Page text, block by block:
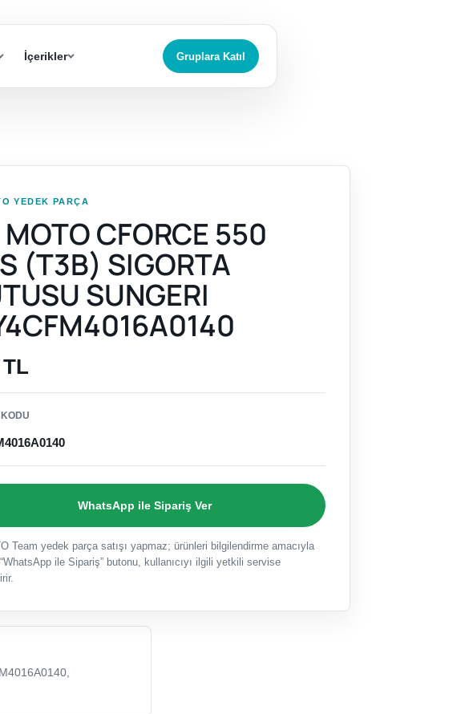
İçerikler Gruplara Katıl
YEDEK PARÇA
MOTO CFORCE 550
(T3B) SIGORTA
SUNGERI
WhatsApp ile Sipariş Ver
Team yedek parça satışı yapmaz; ürünleri bilgilendirme amacıyla
ile Sipariş” butonu, kullanıcıyı ilgili yetkili servise